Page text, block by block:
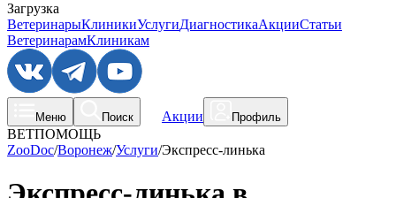
Загрузка
ВетеринарыКлиникиУслугиДиагностикаАкцииСтатьи
ВетеринарамКлиникам
Меню Поиск Акции Профиль
ВЕТПОМОЩЬ
ZooDoc/Воронеж/Услуги/Экспресс-линька